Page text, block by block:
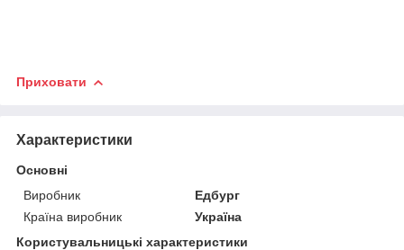
Приховати
Характеристики
Основні
Виробник
Едбург
Країна виробник
Україна
Користувальницькі характеристики